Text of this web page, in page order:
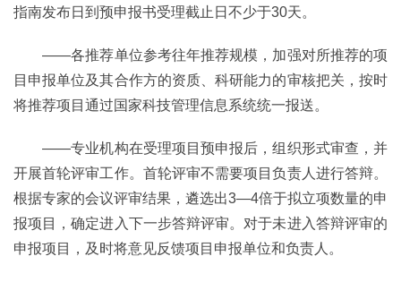
指南发布日到预申报书受理截止日不少于30天。
——各推荐单位参考往年推荐规模，加强对所推荐的项
目申报单位及其合作方的资质、科研能力的审核把关，按时
将推荐项目通过国家科技管理信息系统统一报送。
——专业机构在受理项目预申报后，组织形式审查，并
开展首轮评审工作。首轮评审不需要项目负责人进行答辩。
根据专家的会议评审结果，遴选出3—4倍于拟立项数量的申
报项目，确定进入下一步答辩评审。对于未进入答辩评审的
申报项目，及时将意见反馈项目申报单位和负责人。